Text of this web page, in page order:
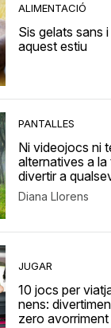
ALIMENTACIÓ
Sis gelats sans
aquest estiu
PANTALLES
Ni videojocs ni
alternatives a
divertir a
Diana Llorens
JUGAR
10 jocs per
nens:
zero avorriment